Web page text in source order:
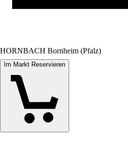
HORNBACH Bornheim (Pfalz)
Im Markt Reservieren